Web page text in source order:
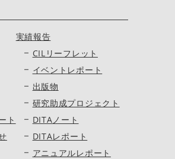
ト
実績報告
CILリーフレット
イベントレポート
出版物
研究助成プロジェクト
DITAノート
DITAレポート
アニュアルレポート